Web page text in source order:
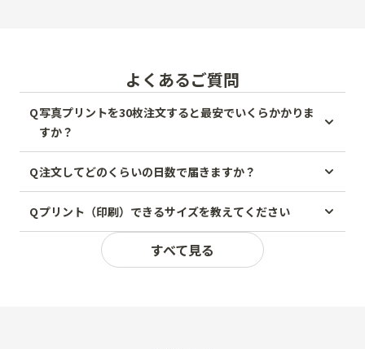
よくあるご質問
Q写真プリントを30枚注文すると最安でいくらかかりま
すか？
Q注文してどのくらいの日数で届きますか？
Qプリント（印刷）できるサイズを教えてください
すべて見る